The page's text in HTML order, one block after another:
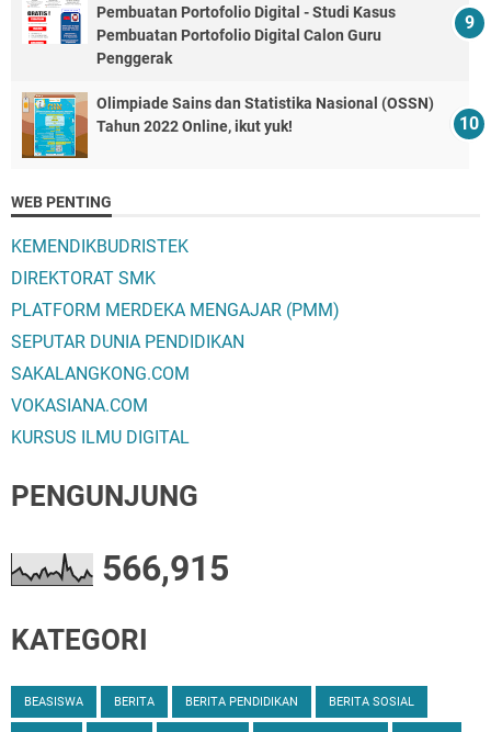
Pembuatan Portofolio Digital - Studi Kasus
Pembuatan Portofolio Digital Calon Guru
Penggerak
Olimpiade Sains dan Statistika Nasional (OSSN)
Tahun 2022 Online, ikut yuk!
WEB PENTING
KEMENDIKBUDRISTEK
DIREKTORAT SMK
PLATFORM MERDEKA MENGAJAR (PMM)
SEPUTAR DUNIA PENDIDIKAN
SAKALANGKONG.COM
VOKASIANA.COM
KURSUS ILMU DIGITAL
PENGUNJUNG
566,915
KATEGORI
BEASISWA BERITA BERITA PENDIDIKAN BERITA SOSIAL